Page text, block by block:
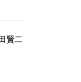
賢二